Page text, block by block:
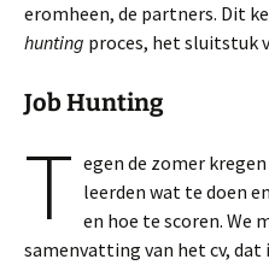
eromheen, de partners. Dit
hunting proces, het sluitstuk
Job Hunting
T egen de zomer kregen
leerden wat te doen
en hoe te scoren. We
samenvatting van het cv, dat